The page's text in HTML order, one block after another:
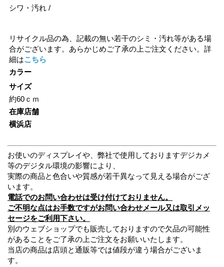
シワ・汚れ /
リサイクル品の為、記載の無い若干のシミ・汚れ等がある場
合がございます。あらかじめご了承の上ご注文ください。詳
細はこちら
カラー
サイズ
約60ｃｍ
在庫店舗
横浜店
お使いのディスプレイや、弊社で使用しておりますデジカメ
等のデジタル環境の影響により、
実際の商品と色合いや質感が若干異なって見える場合がござ
います。
電話でのお問い合わせは受け付けておりません。
ご不明な点はお手数ですがお問い合わせメール又は取引メッ
セージをご利用下さい。
別のウェブショップでも販売しておりますので欠品の可能性
があることをご了承の上ご注文をお願いいたします。
当店の商品は店頭と通販等では値段が違う場合がございま
す。